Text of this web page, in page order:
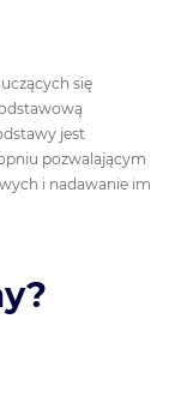
się
jest
pozwalającym
i nadawanie im